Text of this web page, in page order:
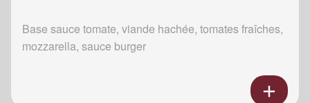
Base sauce tomate, viande hachée, tomates fraîches,
mozzarella, sauce burger